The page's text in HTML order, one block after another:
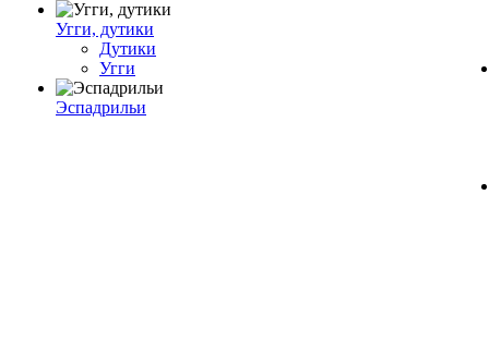
Угги, дутики
Дутики
Угги
Эспадрильи